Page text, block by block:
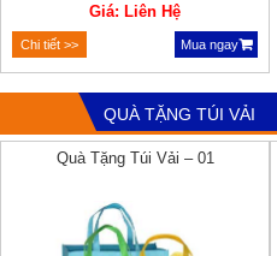
Giá: Liên Hệ
Chi tiết >> Mua ngay
QUÀ TẶNG TÚI VẢI
Quà Tặng Túi Vải – 01